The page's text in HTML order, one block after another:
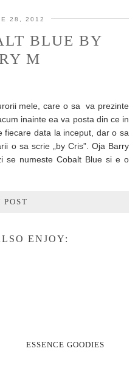
28, 2012
BLUE BY
M
mele, care o sa va prezinte
inainte ea va posta din ce in
fiecare data la inceput, dar o sa
o sa scrie „by Cris”. Oja Barry
se numeste Cobalt Blue si e o
POST
ENJOY:
ESSENCE GOODIES